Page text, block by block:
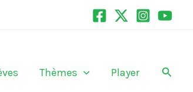
Thèmes Player